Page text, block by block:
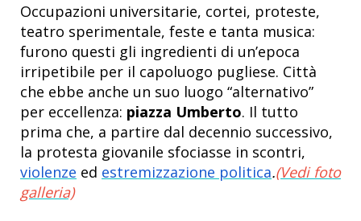
Occupazioni universitarie, cortei, proteste,
teatro sperimentale, feste e tanta musica:
furono questi gli ingredienti di un’epoca
irripetibile per il capoluogo pugliese. Città
che ebbe anche un suo luogo “alternativo”
per eccellenza: piazza Umberto. Il tutto
prima che, a partire dal decennio successivo,
la protesta giovanile sfociasse in scontri,
violenze ed estremizzazione politica.(Vedi foto
galleria)